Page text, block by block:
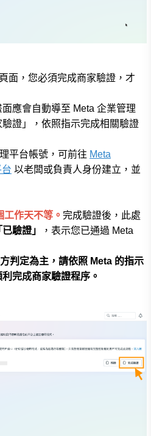
面，您必須完成商家驗證，才
面應會自動導至 Meta 企業管理
證」，依照指示完成相關驗證
平台帳號 ，可前往 Meta
以老闆或負責人身份建立，並
作天不等。 完成驗證後，此處
已驗證」
，表示您已通過 Meta
判定為主，請依照 Meta 的指示
完成商家驗證程序。